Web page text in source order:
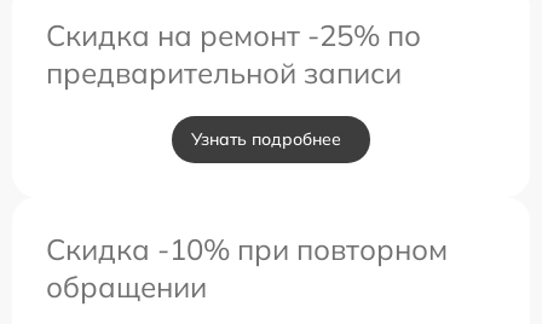
Скидка на ремонт -25% по
предварительной записи
Узнать подробнее
Скидка -10% при повторном
обращении